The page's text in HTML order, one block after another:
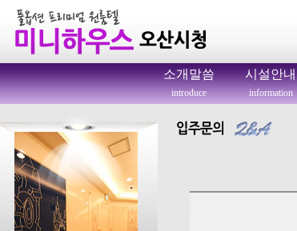
소개말씀
introduce
시설안내
information